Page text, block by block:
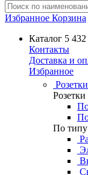
Избранное Корзина
Каталог 5
Контакты
Доставка и
Избранное
По типу